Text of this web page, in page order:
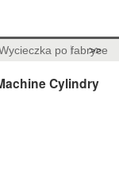
po fabryce
>>
Cylindry